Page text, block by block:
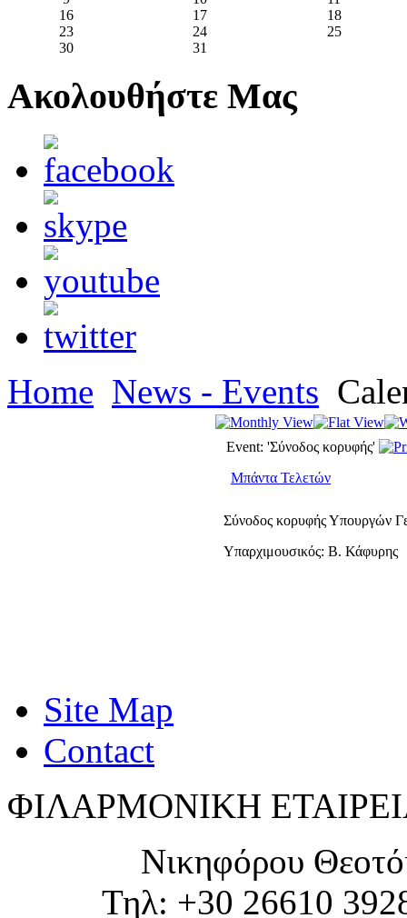
16
17
18
23
24
25
30
31
Ακολουθήστε Μας
Home News - Events
Event: 'Σύνοδος κορυφής'
Μπάντα Τελετών
Σύνοδος κορυφής Υπουργών
Υπαρχιμουσικός: Β. Κάφυρης
Site Map
Contact
ΦΙΛΑΡΜΟΝΙΚΗ
Νικηφόρου
Τηλ: +30 26610